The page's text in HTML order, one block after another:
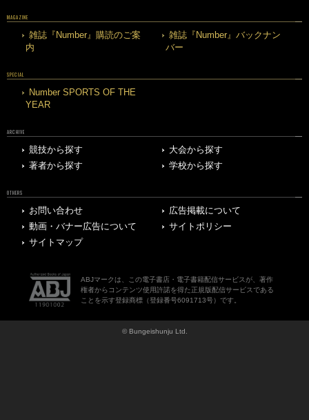
MAGAZINE
雑誌『Number』購読のご案
内
雑誌『Number』バックナン
バー
SPECIAL
Number SPORTS OF THE
YEAR
ARCHIVE
競技から探す
大会から探す
著者から探す
学校から探す
OTHERS
お問い合わせ
広告掲載について
動画・バナー広告について
サイトポリシー
サイトマップ
ABJマークは、この電子書店・電子書籍配信サービスが、著作
権者からコンテンツ使用許諾を得た正規版配信サービスである
ことを示す登録商標（登録番号6091713号）です。
© Bungeishunju Ltd.